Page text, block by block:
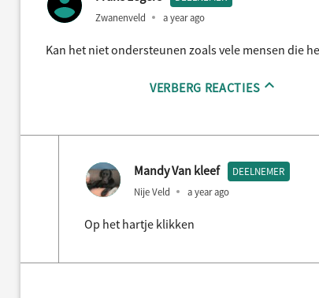
Zwanenveld a year ago
Kan het niet ondersteunen zoals vele mensen die
VERBERG REACTIES
Mandy Van kleef DEELNEMER
Nije Veld a year ago
Op het hartje klikken